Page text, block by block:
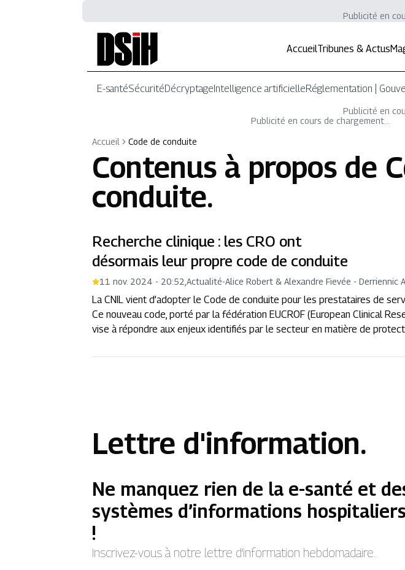
Publicité en
AccueilTribunes & Actus
E-santéSécuritéDécryptageIntelligence artificielleRéglementation |
Publicité en
Publicité en cours de chargement...
Accueil
Code de conduite
Contenus à propos de
conduite.
Recherche clinique : les CRO ont
désormais leur propre code de conduite
11 nov. 2024 - 20:52 ,Actualité-Alice Robert & Alexandre Fievée - Derriennic
La CNIL vient d’adopter le Code de conduite pour les prestataires de
Ce nouveau code, porté par la fédération EUCROF (European Clinical
vise à répondre aux enjeux identifiés par le secteur en matière de
Lettre d'information.
Ne manquez rien de la e-santé et
systèmes d’informations hospitaliers
!
Inscrivez-vous à notre lettre d’information hebdomadaire.